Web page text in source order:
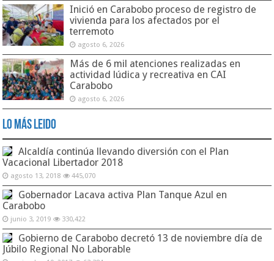
Inició en Carabobo proceso de registro de
vivienda para los afectados por el
terremoto
agosto 6, 2026
Más de 6 mil atenciones realizadas en
actividad lúdica y recreativa en CAI
Carabobo
agosto 6, 2026
Lo Más Leido
Alcaldía continúa llevando diversión con el Plan
Vacacional Libertador 2018
agosto 13, 2018 445,070
Gobernador Lacava activa Plan Tanque Azul en
Carabobo
junio 3, 2019 330,422
Gobierno de Carabobo decretó 13 de noviembre día de
Júbilo Regional No Laborable